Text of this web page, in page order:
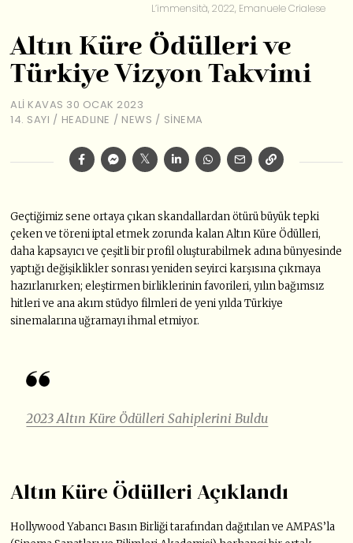
L’immensità, 2022, Emanuele Crialese
Altın Küre Ödülleri ve
Türkiye Vizyon Takvimi
ALI KAVAS 30 OCAK 2023
14. SAYI / HEADLINE / NEWS / SINEMA
Geçtiğimiz sene ortaya çıkan skandallardan ötürü büyük tepki
çeken ve töreni iptal etmek zorunda kalan Altın Küre Ödülleri,
daha kapsayıcı ve çeşitli bir profil oluşturabilmek adına bünyesinde
yaptığı değişiklikler sonrası yeniden seyirci karşısına çıkmaya
hazırlanırken; eleştirmen birliklerinin favorileri, yılın bağımsız
hitleri ve ana akım stüdyo filmleri de yeni yılda Türkiye
sinemalarına uğramayı ihmal etmiyor.
2023 Altın Küre Ödülleri Sahiplerini Buldu
Altın Küre Ödülleri Açıklandı
Hollywood Yabancı Basın Birliği tarafından dağıtılan ve AMPAS’la